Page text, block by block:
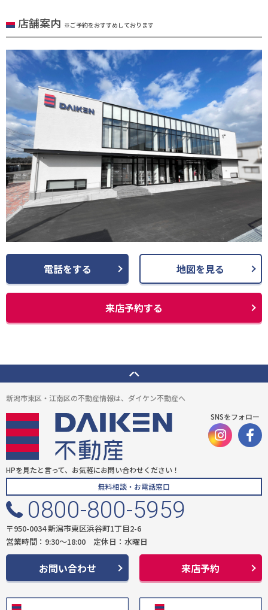
店舗案内 ※ご予約をおすすめしております
電話をする 地図を見る
来店予約する
新潟市東区・江南区の不動産情報は、ダイケン不動産へ
SNSをフォロー
HPを見たと言って、お気軽にお問い合わせください！
無料相談・お電話窓口
0800-800-5959
〒950-0034 新潟市東区浜谷町1丁目2-6
営業時間：9:30〜18:00 定休日：水曜日
お問い合わせ 来店予約